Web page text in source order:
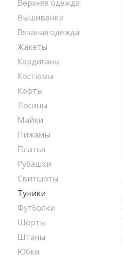
Верхняя одежда
Вышиванки
Вязаная одежда
Жакеты
Кардиганы
Костюмы
Кофты
Лосины
Майки
Пижамы
Платья
Рубашки
Свитшоты
Туники
Футболки
Шорты
Штаны
Юбки